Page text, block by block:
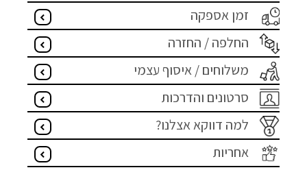
זמן אספקה
החלפה / החזרה
משלוחים / איסוף עצמי
סרטונים והדרכות
למה דווקא אצלנו?
אחריות